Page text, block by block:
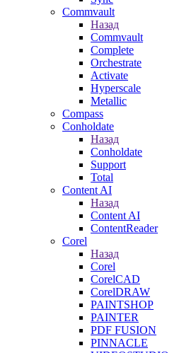
Commvault
Назад
Commvault
Complete
Orchestrate
Activate
Hyperscale
Metallic
Compass
Conholdate
Назад
Conholdate
Support
Total
Content AI
Назад
Content AI
ContentReader
Corel
Назад
Corel
CorelCAD
CorelDRAW
PAINTSHOP
PAINTER
PDF FUSION
PINNACLE